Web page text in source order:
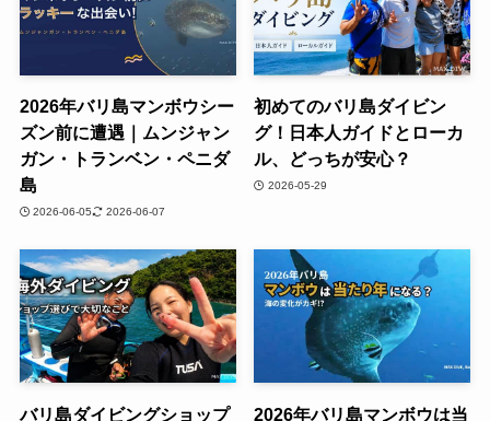
2026年バリ島マンボウシー
ズン前に遭遇｜ムンジャン
ガン・トランベン・ペニダ
島
2026-06-05 2026-06-07
初めてのバリ島ダイビン
グ！日本人ガイドとローカ
ル、どっちが安心？
2026-05-29
バリ島ダイビングショップ 2026年バリ島マンボウは当